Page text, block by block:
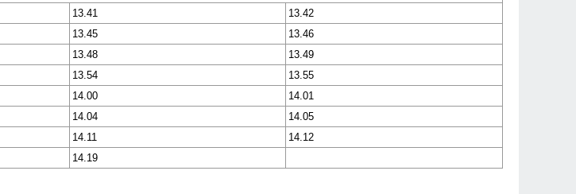
13.41
13.42
13.45
13.46
13.48
13.49
13.54
13.55
14.00
14.01
14.04
14.05
14.11
14.12
14.19